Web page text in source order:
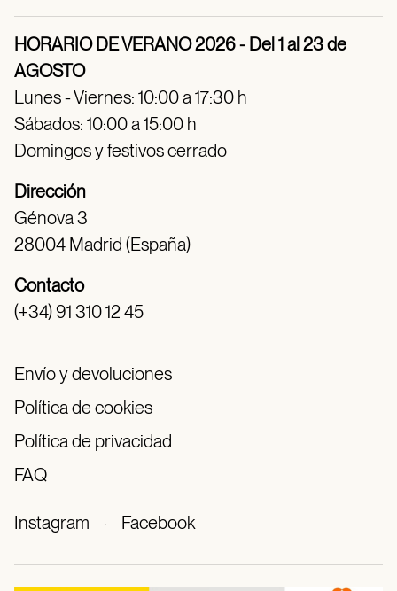
HORARIO DE VERANO 2026 - Del 1 al 23 de
AGOSTO
Lunes - Viernes: 10:00 a 17:30 h
Sábados: 10:00 a 15:00 h
Domingos y festivos cerrado
Dirección
Génova 3
28004 Madrid (España)
Contacto
(+34) 91 310 12 45
Envío y devoluciones
Política de cookies
Política de privacidad
FAQ
Instagram · Facebook